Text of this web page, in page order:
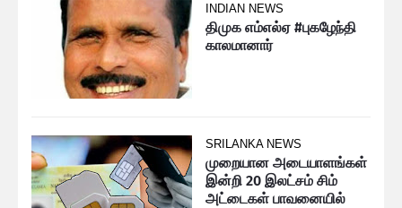
INDIAN NEWS
திமுக எம்எல்ஏ #புகழேந்தி
காலமானார்
SRILANKA NEWS
முறையான அடையாளங்கள்
இன்றி 20 இலட்சம் சிம்
அட்டைகள் பாவனையில்